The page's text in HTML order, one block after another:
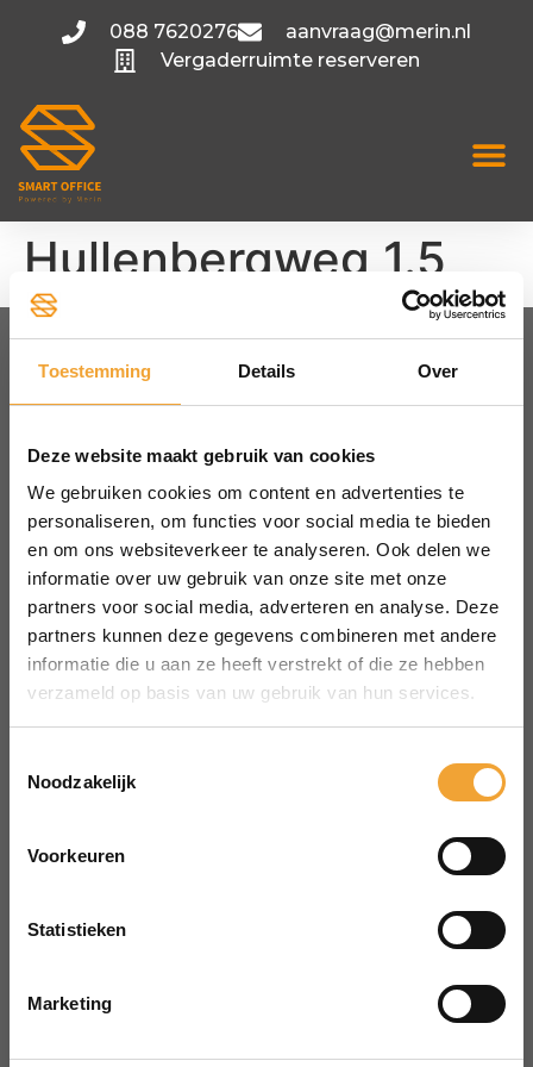
Toestemming Details Over
Deze website maakt gebruik van cookies
We gebruiken cookies om content en advertenties te
personaliseren, om functies voor social media te bieden
en om ons websiteverkeer te analyseren. Ook delen we
informatie over uw gebruik van onze site met onze
partners voor social media, adverteren en analyse. Deze
partners kunnen deze gegevens combineren met andere
informatie die u aan ze heeft verstrekt of die ze hebben
verzameld op basis van uw gebruik van hun services.
Noodzakelijk
Voorkeuren
Statistieken
Marketing
088 7620276
aanvraag@merin.nl
Vergaderruimte reserveren
Hullenbergweg 1.5
Utrecht
Hoofddorp
Bekijk alle locaties
MENU
Over Smart Office
Hoe het werkt
Veelgestelde vragen
Reserveren vergaderruimte
088 7620276
Jachthavenweg 109H